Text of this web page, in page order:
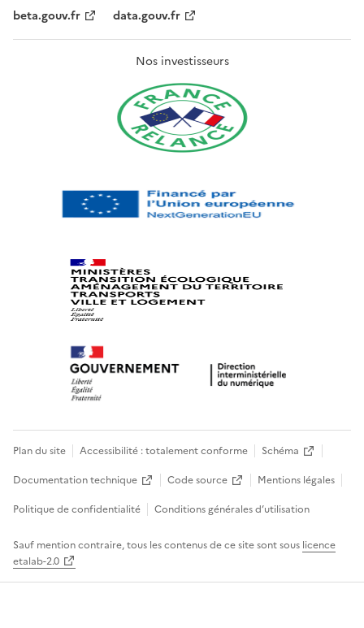
beta.gouv.fr
data.gouv.fr
Nos investisseurs
Plan du site Accessibilité : totalement conforme
Schéma
Documentation technique
Code source
Mentions légales
Politique de confidentialité
Conditions générales d’utilisation
Sauf mention contraire, tous les contenus de ce site sont sous licence
etalab-2.0